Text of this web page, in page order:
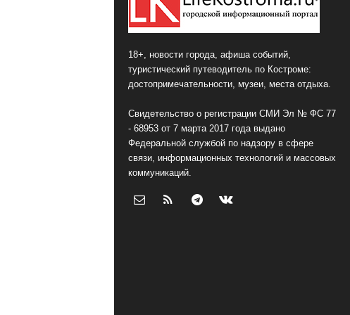
18+, новости города, афиша событий,
туристический путеводитель по Костроме:
достопримечательности, музеи, места отдыха.
Свидетельство о регистрации СМИ Эл № ФС 77
- 68953 от 7 марта 2017 года выдано
Федеральной службой по надзору в сфере
связи, информационных технологий и массовых
коммуникаций.